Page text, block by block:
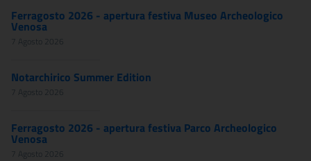
Ferragosto 2026 - apertura festiva Museo Archeologico
Venosa
7 Agosto 2026
Notarchirico Summer Edition
7 Agosto 2026
Ferragosto 2026 - apertura festiva Parco Archeologico
Venosa
7 Agosto 2026